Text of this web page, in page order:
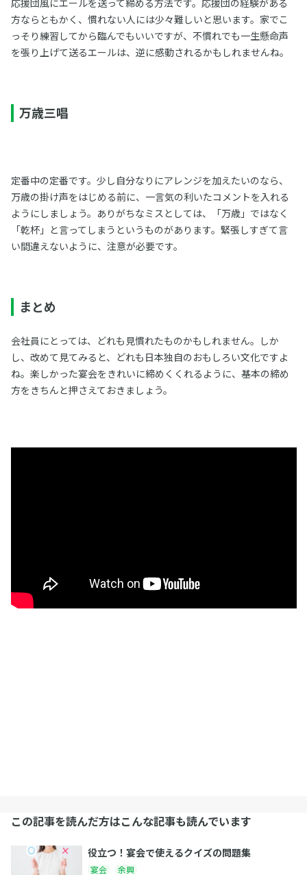
応援団風にエールを送って締める方法です。応援団の経験がある
方ならともかく、慣れない人には少々難しいと思います。家でこ
っそり練習してから臨んでもいいですが、不慣れでも一生懸命声
を張り上げて送るエールは、逆に感動されるかもしれませんね。
万歳三唱
定番中の定番です。少し自分なりにアレンジを加えたいのなら、
万歳の掛け声をはじめる前に、一言気の利いたコメントを入れる
ようにしましょう。ありがちなミスとしては、「万歳」ではなく
「乾杯」と言ってしまうというものがあります。緊張しすぎて言
い間違えないように、注意が必要です。
まとめ
会社員にとっては、どれも見慣れたものかもしれません。しか
し、改めて見てみると、どれも日本独自のおもしろい文化ですよ
ね。楽しかった宴会をきれいに締めくくれるように、基本の締め
方をきちんと押さえておきましょう。
この記事を読んだ方はこんな記事も読んでいます
役立つ！宴会で使えるクイズの問題集
宴会 余興